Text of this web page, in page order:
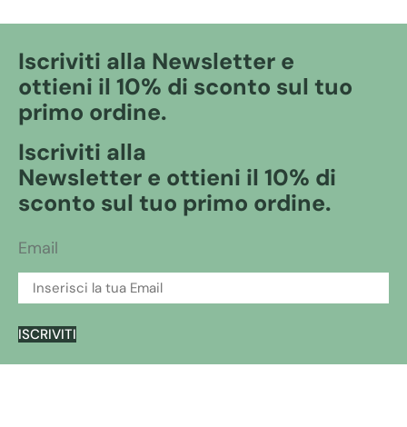
Iscriviti alla Newsletter e
ottieni il 10% di sconto sul tuo
primo ordine.
Iscriviti alla
Newsletter e ottieni il 10% di
sconto sul tuo primo ordine.
Email
ISCRIVITI